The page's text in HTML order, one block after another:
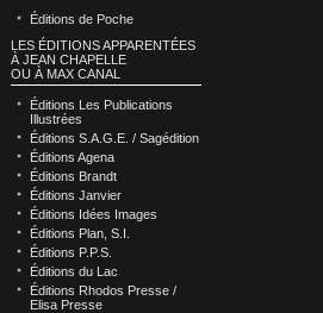
Éditions de Poche
LES ÉDITIONS APPARENTÉES
À JEAN CHAPELLE
OU À MAX CANAL
Éditions Les Publications
Illustrées
Éditions S.A.G.E. / Sagédition
Éditions Agena
Éditions Brandt
Éditions Janvier
Éditions Idées Images
Éditions Plan, S.I.
Éditions P.P.S.
Éditions du Lac
Éditions Rhodos Presse /
Elisa Presse